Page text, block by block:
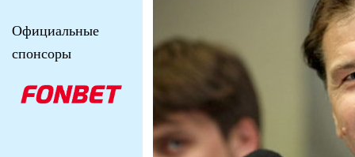
Официальные
спонсоры